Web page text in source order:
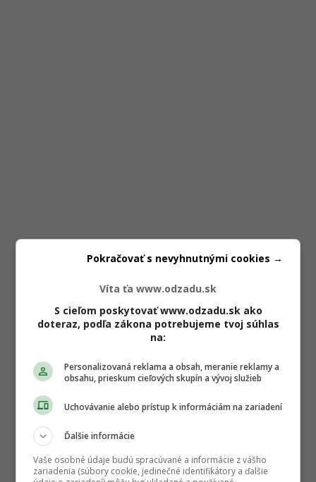
Víta ťa www.odzadu.sk
S cieľom poskytovať www.odzadu.sk ako
doteraz, podľa zákona potrebujeme tvoj súhlas
na:
Personalizovaná reklama a obsah, meranie reklamy a
obsahu, prieskum cieľových skupín a vývoj služieb
Uchovávanie alebo prístup k informáciám na zariadení
Ďalšie informácie
Vaše osobné údaje budú spracúvané a informácie z vášho
zariadenia (súbory cookie, jedinečné identifikátory a ďalšie
Pokračovať s nevyhnutnými cookies →